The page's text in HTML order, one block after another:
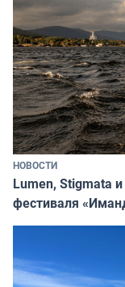
НОВОСТИ
Lumen, Stigmata
фестиваля